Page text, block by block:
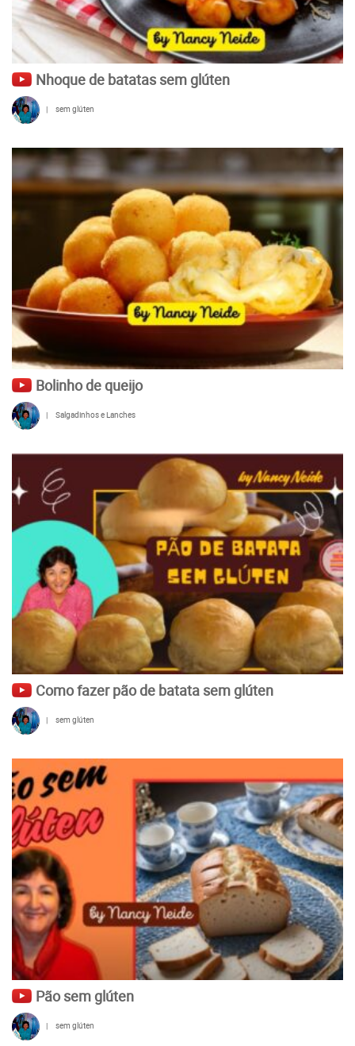
Nhoque de batatas sem glúten
| sem glúten
Bolinho de queijo
| Salgadinhos e Lanches
Como fazer pão de batata sem glúten
| sem glúten
Pão sem glúten
| sem glúten